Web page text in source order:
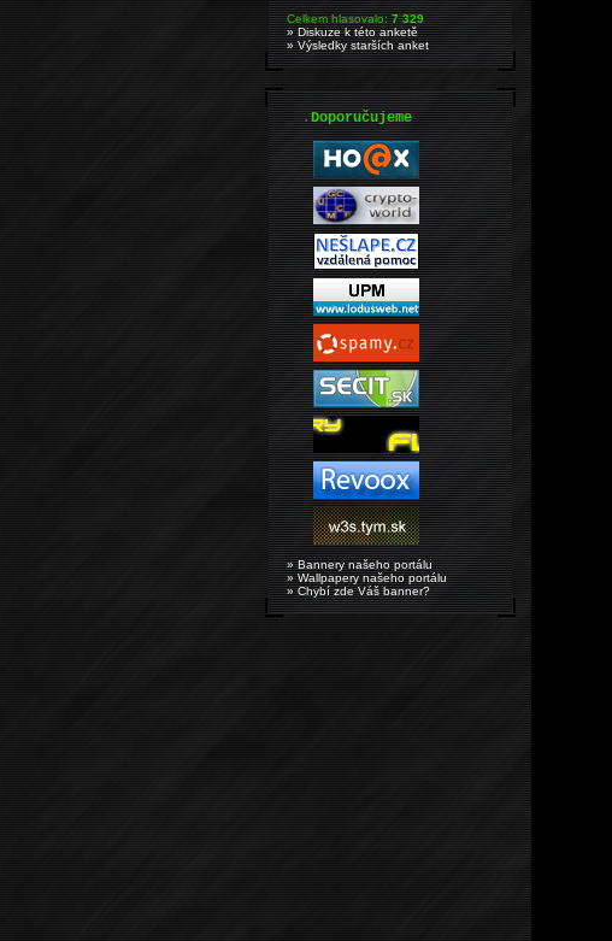
Celkem hlasovalo:7 329
» Diskuze k této anketě
» Výsledky starších anket
.Doporučujeme
» Bannery našeho portálu
» Wallpapery našeho portálu
» Chybí zde Váš banner?